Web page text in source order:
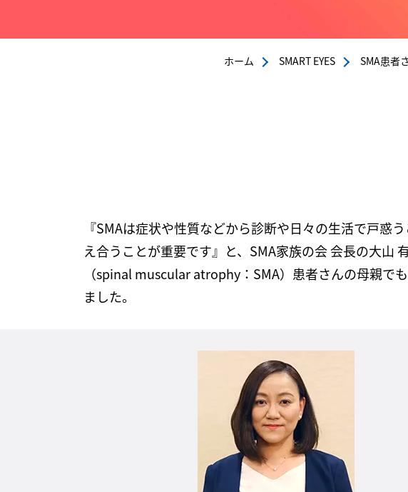
ホーム SMART EYES SMA患者
『SMAは症状や性質などから診断や日々の生活で戸惑
え合うことが重要です』と、SMA家族の会 会長の大山
（spinal muscular atrophy：SMA）患者さんの母親で
ました。